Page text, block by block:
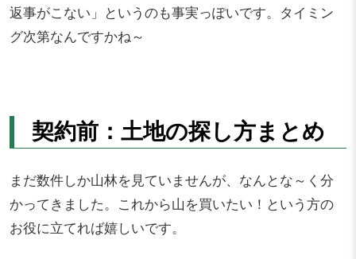
返事がこない」というのも事実っぽいです。タイミン
グ次第なんですかね～
契約前：土地の探し方まとめ
まだ数件しか山林を見ていませんが、なんとな～く分
かってきました。これから山を買いたい！という方の
お役に立てれば嬉しいです。